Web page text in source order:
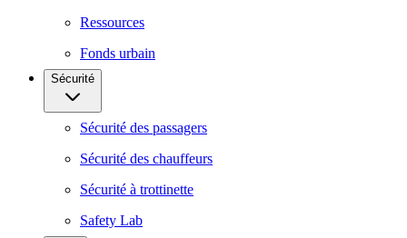
Ressources
Fonds urbain
Sécurité
Sécurité des passagers
Sécurité des chauffeurs
Sécurité à trottinette
Safety Lab